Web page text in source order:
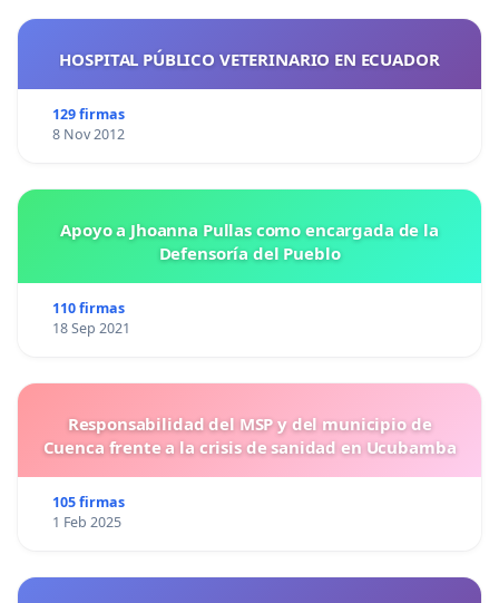
HOSPITAL PÚBLICO VETERINARIO EN ECUADOR
129 firmas
8 Nov 2012
Apoyo a Jhoanna Pullas como encargada de la
Defensoría del Pueblo
110 firmas
18 Sep 2021
Responsabilidad del MSP y del municipio de
Cuenca frente a la crisis de sanidad en Ucubamba
105 firmas
1 Feb 2025